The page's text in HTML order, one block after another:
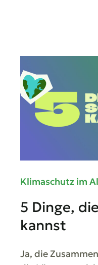
Klimaschutz im
5 Dinge,
kannst
Ja, die